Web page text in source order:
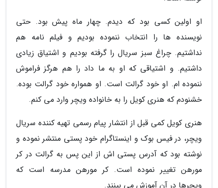
او اولین کسی بود که دیدم. چهار ماه پیش بود. حتی
نویسنده ها را انتخاب ننموده بودیم و فیلم نامه هم
نداشتیم. چراغ سبز سریال را گرفته بودیم و اشتیاق زیادی
داشتیم. و اشتیاقی که او به ما داد را هم هرگز فراموش
ننموده ام. او خود گرالت است. او همواره خود گرالت بوده.
خشنودم که هنری کویل را به خانواده ویچر وارد می کنم.
هنری کویل کمی قبل از انتشار پیام رسمی تهیه کننده سریال
ویچر، در فیس بوک و اینستاگرام خود پستی منتشر نموده و
نوشته بود که آدرس پستی اش از این پس به گرالت در کر
مورهن تغییر نموده است. کر مورهن مدرسه است که
ویچرها در آن آموزش می بینند.